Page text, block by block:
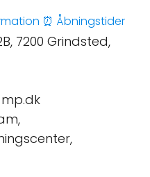
⏰ Åbningstider
7200 Grindsted,